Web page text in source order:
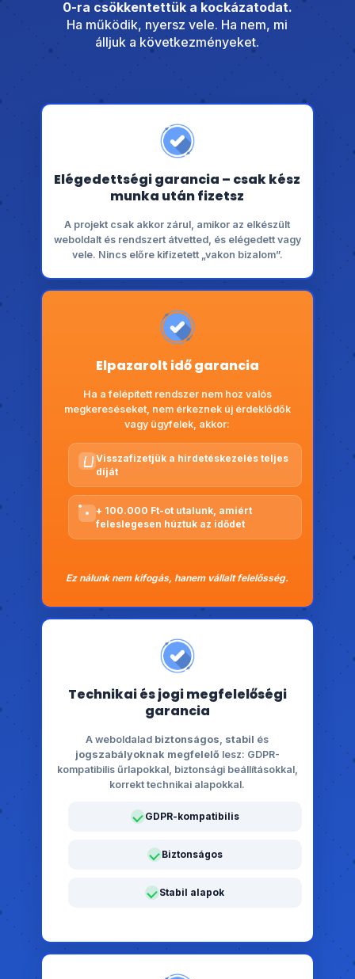
0-ra csökkentettük a kockázatodat.
Ha működik, nyersz vele. Ha nem, mi
álljuk a következményeket.
Elégedettségi garancia – csak kész
munka után fizetsz
A projekt csak akkor zárul, amikor az elkészült
weboldalt és rendszert átvetted, és elégedett vagy
vele. Nincs előre kifizetett „vakon bizalom”.
Elpazarolt idő garancia
Ha a felépített rendszer nem hoz valós
megkereséseket, nem érkeznek új érdeklődők
vagy ügyfelek, akkor:
Visszafizetjük a hirdetéskezelés teljes
díját
+ 100.000 Ft-ot utalunk, amiért
feleslegesen húztuk az idődet
Ez nálunk nem kifogás, hanem vállalt felelősség.
Technikai és jogi megfelelőségi
garancia
A weboldalad biztonságos stabil és
jogszabályoknak megfelelő lesz: GDPR-
kompatibilis űrlapokkal, biztonsági beállításokkal,
korrekt technikai alapokkal.
GDPR-kompatibilis
Biztonságos
Stabil alapok